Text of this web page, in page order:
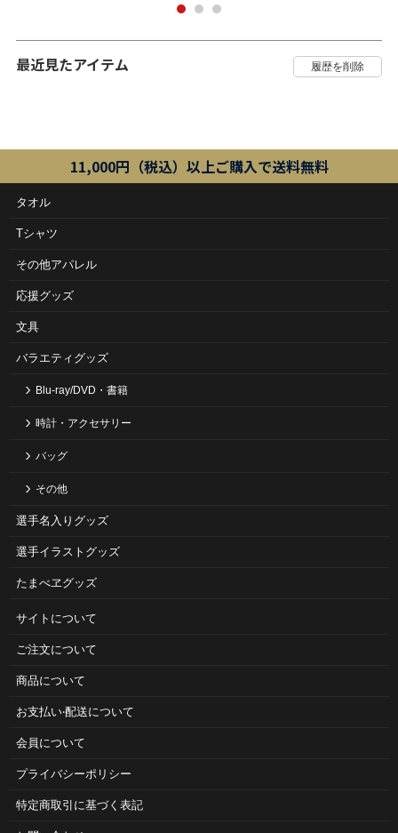
最近見たアイテム
11,000円（税込）以上ご購入で送料無料
タオル
Tシャツ
その他アパレル
応援グッズ
文具
バラエティグッズ
Blu-ray/DVD・書籍
時計・アクセサリー
バッグ
その他
選手名入りグッズ
選手イラストグッズ
たまべヱグッズ
サイトについて
ご注⽂について
商品について
お⽀払い‧配送について
会員について
プライバシーポリシー
特定商取引に基づく表記